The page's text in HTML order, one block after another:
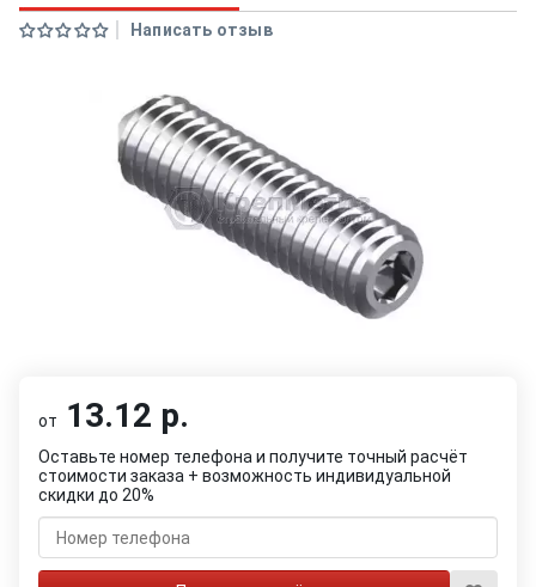
Написать отзыв
от 13.12 р.
Оставьте номер телефона и получите точный расчёт
стоимости заказа + возможность индивидуальной
скидки до 20%